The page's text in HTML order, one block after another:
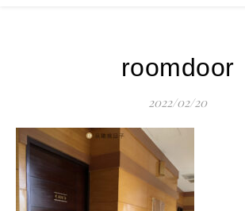
roomdoor
2022/02/20